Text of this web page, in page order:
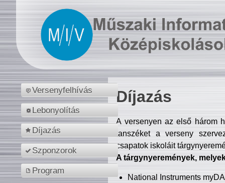
Versenyfelhívás
Lebonyolítás
Díjazás
Szponzorok
Program
Díjazás
A versenyen az első három
tanszéket a verseny
csapatok iskoláit
A tárgynyeremények,
National Instruments